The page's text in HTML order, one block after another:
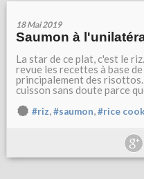
18 Mai 2019
Saumon à
La star de ce plat, c'est le
revue les recettes à base
principalement des
cuisson sans doute parce
#riz,#saumon,#rice